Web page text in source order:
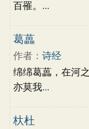
百罹。 ...
葛藟
作者： 诗经
绵绵葛藟，在河
亦莫我...
杕杜